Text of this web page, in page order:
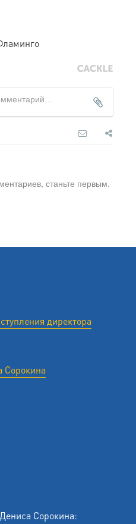
станьте первым.
директора
Сорокина
Сорокина: